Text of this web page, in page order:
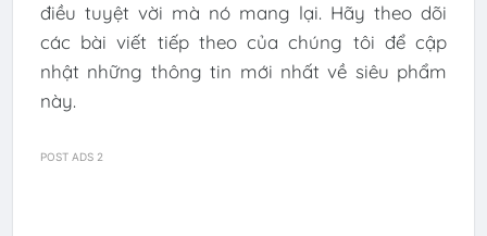
điều tuyệt vời mà nó mang lại. Hãy theo dõi
các bài viết tiếp theo của chúng tôi để cập
nhật những thông tin mới nhất về siêu phẩm
này.
POST ADS 2